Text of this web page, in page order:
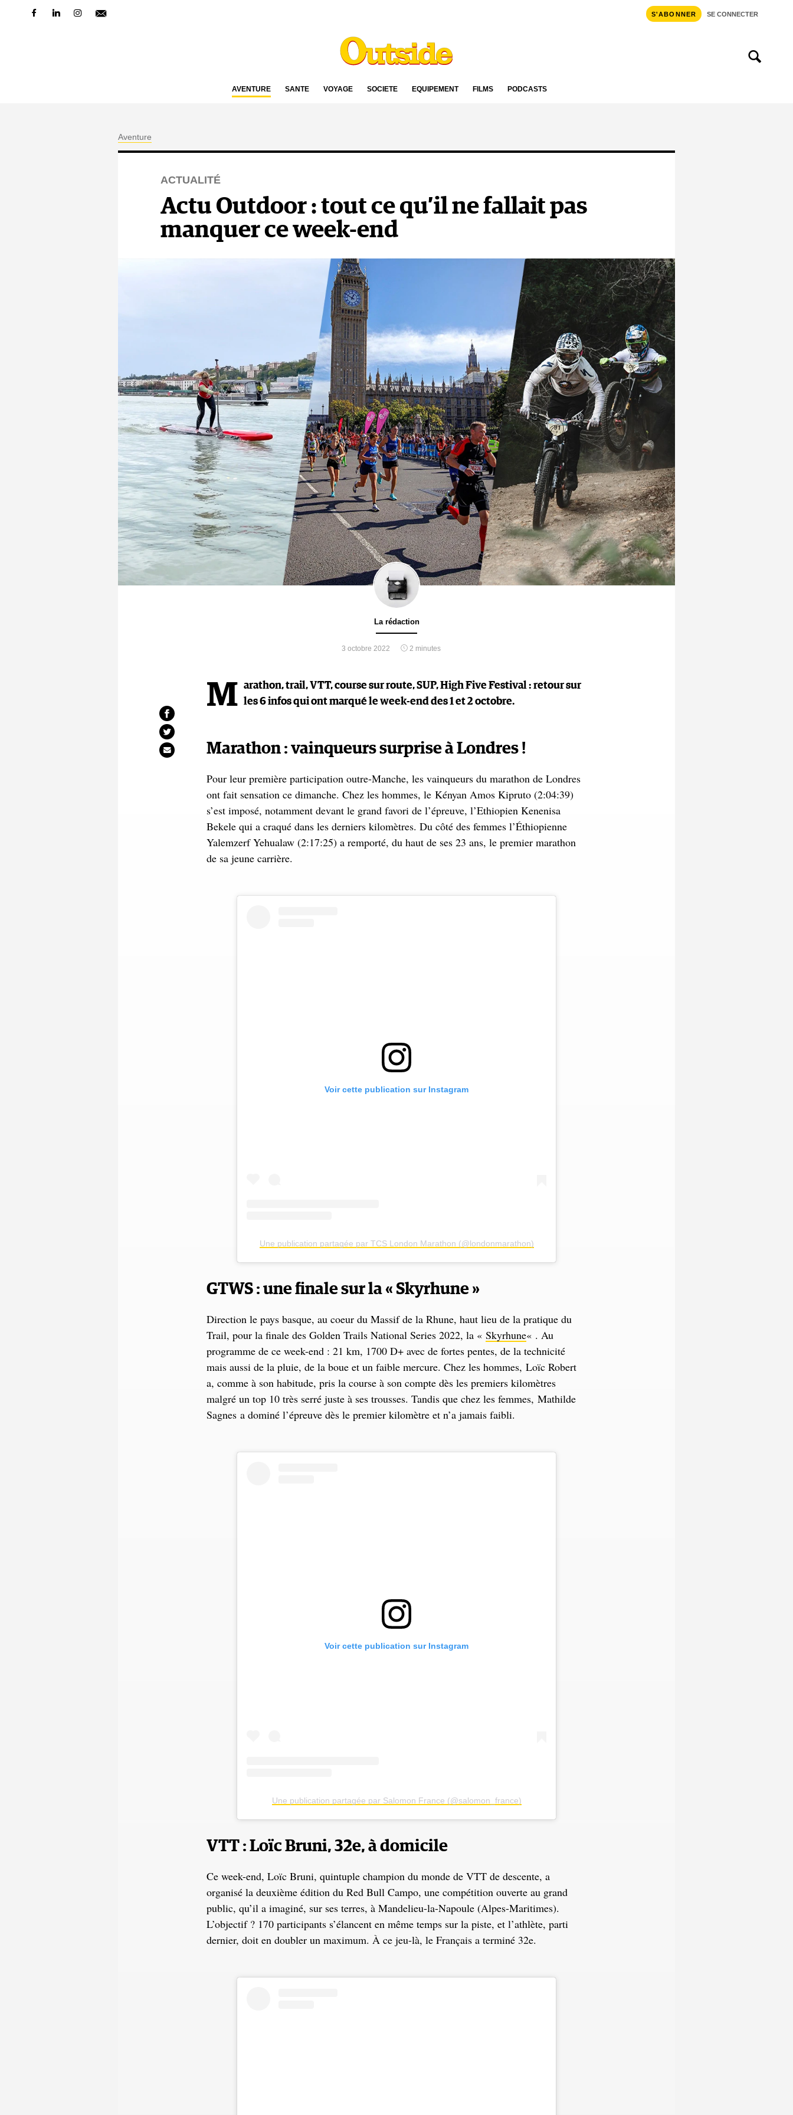
S'ABONNER SE CONNECTER
AVENTURE SANTÉ VOYAGE SOCIÉTÉ ÉQUIPEMENT FILMS PODCASTS
Aventure
ACTUALITÉ
Actu Outdoor : tout ce qu’il ne fallait pas
manquer ce week-end
La rédaction
3 octobre 2022 2 minutes
M arathon, trail, VTT, course sur route, SUP, High Five Festival : retour sur
les 6 infos qui ont marqué le week-end des 1 et 2 octobre.
Marathon : vainqueurs surprise à Londres !
Pour leur première participation outre-Manche, les vainqueurs du marathon de Londres
ont fait sensation ce dimanche. Chez les hommes, le Kényan Amos Kipruto (2:04:39)
s’est imposé, notamment devant le grand favori de l’épreuve, l’Ethiopien Kenenisa
Bekele qui a craqué dans les derniers kilomètres. Du côté des femmes l’Éthiopienne
Yalemzerf Yehualaw (2:17:25) a remporté, du haut de ses 23 ans, le premier marathon
de sa jeune carrière.
Voir cette publication sur Instagram
Une publication partagée par TCS London Marathon (@londonmarathon)
GTWS : une finale sur la « Skyrhune »
Direction le pays basque, au coeur du Massif de la Rhune, haut lieu de la pratique du
Trail, pour la finale des Golden Trails National Series 2022, la « Skyrhune« . Au
programme de ce week-end : 21 km, 1700 D+ avec de fortes pentes, de la technicité
mais aussi de la pluie, de la boue et un faible mercure. Chez les hommes, Loïc Robert
a, comme à son habitude, pris la course à son compte dès les premiers kilomètres
malgré un top 10 très serré juste à ses trousses. Tandis que chez les femmes, Mathilde
Sagnes a dominé l’épreuve dès le premier kilomètre et n’a jamais faibli.
Voir cette publication sur Instagram
Une publication partagée par Salomon France (@salomon_france)
VTT : Loïc Bruni, 32e, à domicile
Ce week-end, Loïc Bruni, quintuple champion du monde de VTT de descente, a
organisé la deuxième édition du Red Bull Campo, une compétition ouverte au grand
public, qu’il a imaginé, sur ses terres, à Mandelieu-la-Napoule (Alpes-Maritimes).
L’objectif ? 170 participants s’élancent en même temps sur la piste, et l’athlète, parti
dernier, doit en doubler un maximum. À ce jeu-là, le Français a terminé 32e.